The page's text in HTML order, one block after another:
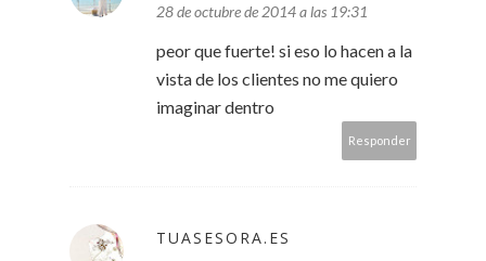
28 de octubre de 2014 a las 19:31
peor que fuerte! si eso lo hacen a la
vista de los clientes no me quiero
imaginar dentro
Responder
TUASESORA.ES